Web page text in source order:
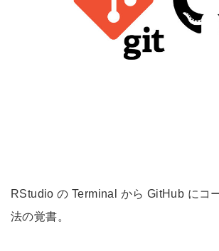
RStudio の Terminal から GitHub にコ
法の覚書。